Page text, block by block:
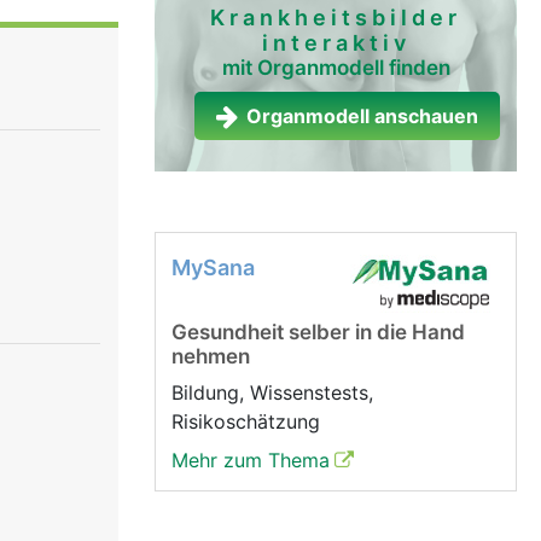
und die
Krankheitsbilder
interaktiv
mit Organmodell finden
Organmodell anschauen
MySana
Gesundheit selber in die Hand
nehmen
Bildung, Wissenstests,
Risikoschätzung
Mehr zum Thema